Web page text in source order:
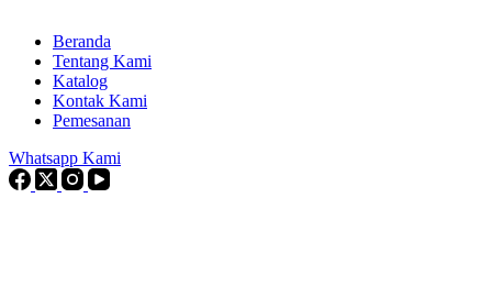
Beranda
Tentang Kami
Katalog
Kontak Kami
Pemesanan
Whatsapp Kami